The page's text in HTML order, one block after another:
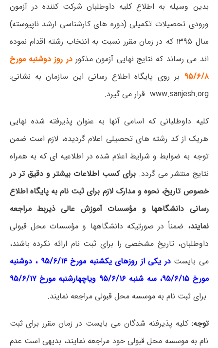
بدین وسیله به اطلاع کلیه داوطلبان شرکت کننده در آزمون
ورودی تحصیلات تکمیلی (دوره های کارشناسی ارشد ناپیوسته)
سال ۱۳۹۵ که در زمان مقرر نسبت به انتخاب رشته اقدام نموده
اند می رساند که نتایج نهایی آزمون مذکوردر روز دوشنبه مورخ
۹۵/۶/۸ بر روی پایگاه اطلاع رسانی این سازمان به نشانی:
www.sanjesh.org قرار می گیرد.
کلیه داوطلبانی که اسامی آنها به عنوان پذیرفته شده نهایی
هریک از کد رشته های تحصیلی اعلام گردیده، لازم است ضمن
توجه به ضوابط و شرایط اعلام شده در اطلاعیه ای که به همراه
نتایج منتشر می گردد. برای کسب اطلاعات بیشتر و دقیق تر در
خصوص تاریخ، نحوه و مدارک لازم برای ثبت نام به پایگاه اطلاع
رسانی دانشگاهها و مؤسسات آموزش عالی ذیربط مراجعه
نمایند، ضمناً در صورتیکه دانشگاهها و مؤسسات محل قبولی
داوطلبان، تاریخ مشخصی را برای ثبت نام ارائه نکرده باشند،
می بایست
در یکی از روزهای یکشنبه مورخ ۹۵/۶/۱۴ ، دوشنبه
مورخ ۹۵/۶/۱۵، سه شنبه ۹۵/۶/۱۶ ویاچهارشنبه مورخ ۹۵/۶/۱۷
برای ثبت نام به موسسه محل قبولی مراجعه نمایند.
توجه: کلیه پذیرفته شدگان می بایست در زمان مقرر برای ثبت
نام به موسسه محل قبولی خود مراجعه نمایند، بدیهی است عدم